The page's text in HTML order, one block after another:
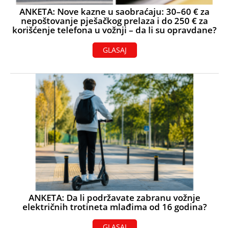
ANKETA: Nove kazne u saobraćaju: 30–60 € za
nepoštovanje pješačkog prelaza i do 250 € za
korišćenje telefona u vožnji – da li su opravdane?
GLASAJ
ANKETA: Da li podržavate zabranu vožnje
električnih trotineta mlađima od 16 godina?